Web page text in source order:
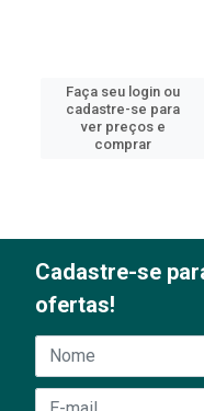
Faça seu login ou
cadastre-se para
ver preços e
comprar
Cadastre-se
ofertas!